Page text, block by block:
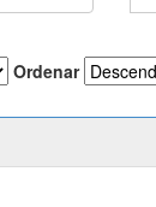
Ordenar